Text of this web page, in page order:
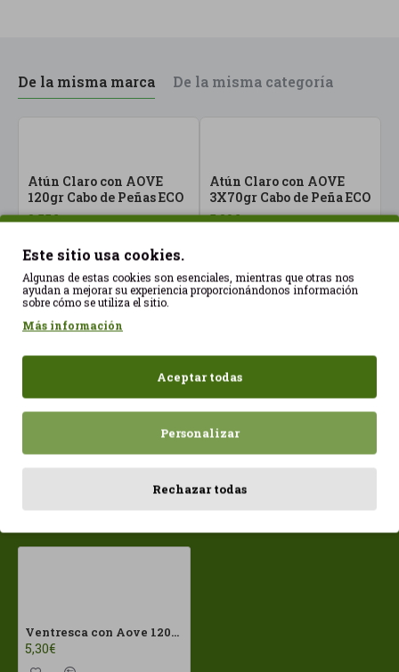
De la misma marca De la misma categoría
Atún Claro con AOVE
120gr Cabo de Peñas ECO
3,55€
Atún Claro con AOVE
3X70gr Cabo de Peña ECO
5,20€
Vistos recientemente Más vistos
Ventresca con Aove 120gr Cabo de Peñas ECO
5,30€
Este sitio usa cookies.
Algunas de estas cookies son esenciales, mientras que otras nos
ayudan a mejorar su experiencia proporcionándonos información
sobre cómo se utiliza el sitio.
Más información
Aceptar todas
Personalizar
Rechazar todas